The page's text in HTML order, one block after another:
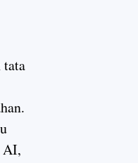
tata
AI,